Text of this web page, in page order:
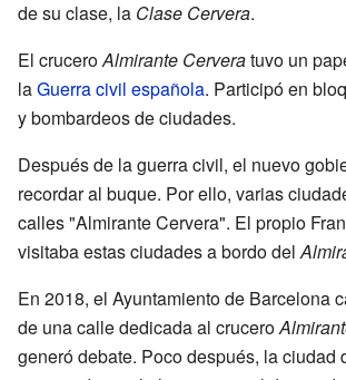
de su clase, la Clase Cervera.
El cruceroAlmirante Cerveratuvo un
laGuerra civil española. Participó en
y bombardeos de ciudades.
Después de la guerra civil, el nuevo
recordar al buque. Por ello, varias
calles "Almirante Cervera". El propio
visitaba estas ciudades a bordo del
En 2018, el Ayuntamiento de Barcelona
de una calle dedicada al crucero
generó debate. Poco después, la ciudad